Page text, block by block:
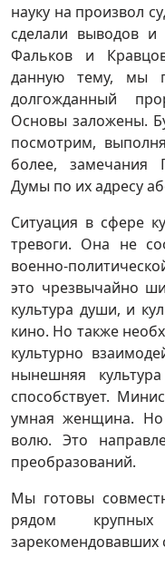
науку на произвол
сделали выводов
Фальков и
данную тему, мы
долгожданный
Основы заложены.
посмотрим,
более, замечания
Думы по их адресу
Ситуация в сфере
тревоги. Она не
военно-
это чрезвычайно
культура души, и
кино. Но также
культурно
нынешняя
способствует.
умная женщина.
волю. Это
преобразований.
Мы готовы
рядом крупных
зарекомендовавших